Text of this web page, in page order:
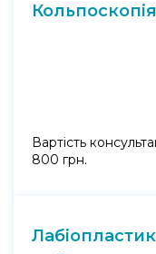
Вартість
800 грн.